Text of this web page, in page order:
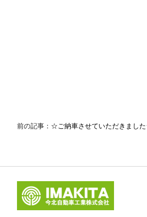
前の記事： ☆ご納車させていただきまし